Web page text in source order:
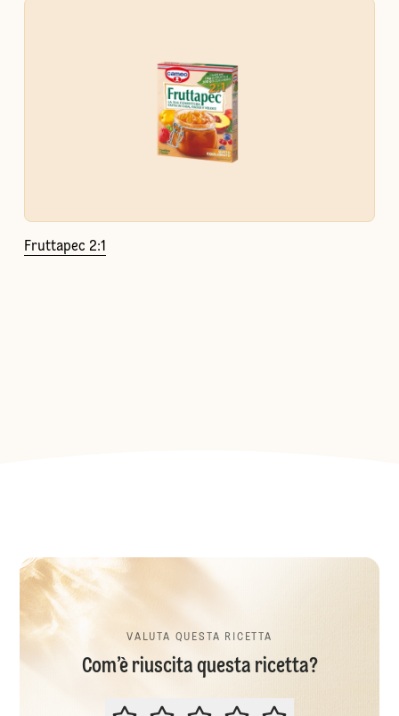
Fruttapec 2:1
VALUTA QUESTA RICETTA
Com’è riuscita questa ricetta?
VALUTA QUESTA RICETTA